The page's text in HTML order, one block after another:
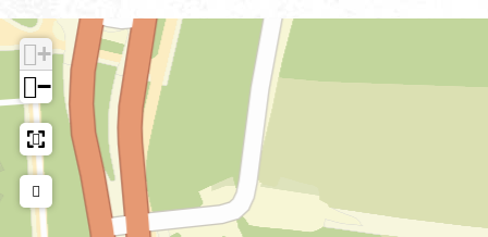
s
P
V
w
a
t
s
P
-
V
e
l
+
−